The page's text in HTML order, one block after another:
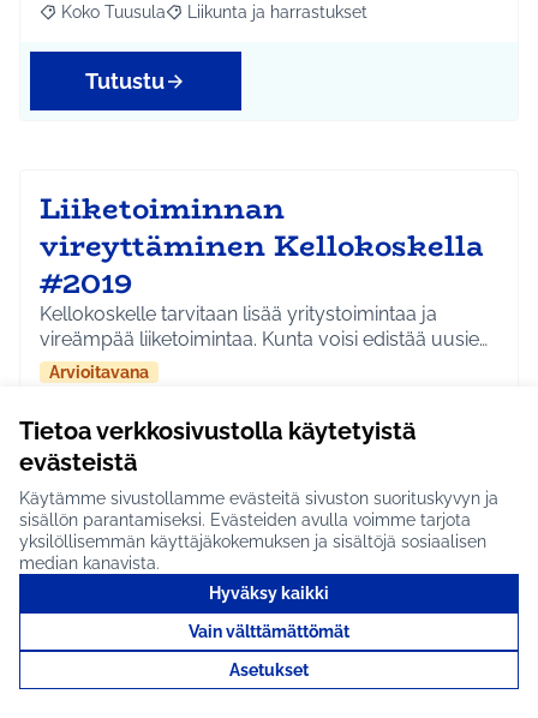
Tietoa verkkosivustolla käytetyistä
evästeistä
Käytämme sivustollamme evästeitä sivuston suorituskyvyn ja
sisällön parantamiseksi. Evästeiden avulla voimme tarjota
yksilöllisemmän käyttäjäkokemuksen ja sisältöjä sosiaalisen
median kanavista.
Hyväksy kaikki
Vain välttämättömät
Asetukset
Rajaa tulokset aihepiirin mukaan: Koko Tuusula
Koko Tuusula Rajaa tulokset teeman mukaan: Liikunta ja
Liikunta ja harrastukset
Tutustu
Liiketoiminnan
vireyttäminen Kellokoskella
#2019
Kellokoskelle tarvitaan lisää yritystoimintaa ja
vireämpää liiketoimintaa. Kunta voisi edistää uusie…
Arvioitavana
Rajaa tulokset aihepiirin mukaan: Kellokoski
Rajaa tulokset teeman mukaan: Kulttuuri ja
Tutustu
Metsäpirtin pihapiirin
kunnostus #1733
Metsäpirtin pihapiiriä voisi kunnostaa vaikka